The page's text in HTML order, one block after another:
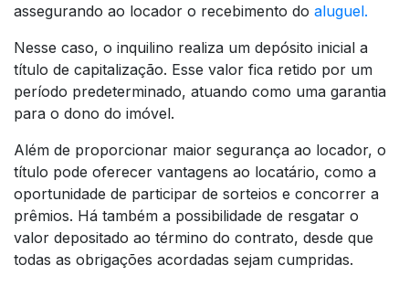
assegurando ao locador o recebimento do aluguel.
Nesse caso, o inquilino realiza um depósito inicial a
título de capitalização. Esse valor fica retido por um
período predeterminado, atuando como uma garantia
para o dono do imóvel.
Além de proporcionar maior segurança ao locador, o
título pode oferecer vantagens ao locatário, como a
oportunidade de participar de sorteios e concorrer a
prêmios. Há também a possibilidade de resgatar o
valor depositado ao término do contrato, desde que
todas as obrigações acordadas sejam cumpridas.